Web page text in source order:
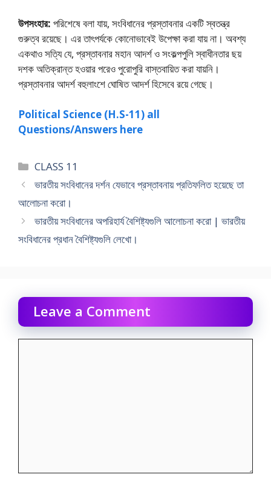
উপসংহার: পরিশেষে বলা যায়, সংবিধানের প্রস্তাবনার একটি স্বতন্ত্র
গুরুত্ব রয়েছে। এর তাৎপর্যকে কোনােভাবেই উপেক্ষা করা যায় না। অবশ্য
একথাও সত্যি যে, প্রস্তাবনার মহান আদর্শ ও সংকল্পপুলি স্বাধীনতার ছয়
দশক অতিক্রান্ত হওয়ার পরেও পুরােপুরি বাস্তবায়িত করা যায়নি।
প্রস্তাবনার আদর্শ বহুলাংশে ঘোষিত আদর্শ হিসেবে রয়ে গেছে।
Political Science (H.S-11) all
Questions/Answers here
Categories
CLASS 11
ভারতীয় সংবিধানের দর্শন যেভাবে প্রস্তাবনায় প্রতিফলিত হয়েছে তা
আলােচনা করাে।
ভারতীয় সংবিধানের অপরিহার্য বৈশিষ্ট্যগুলি আলােচনা করাে | ভারতীয়
সংবিধানের প্রধান বৈশিষ্ট্যগুলি লেখাে।
Leave a Comment